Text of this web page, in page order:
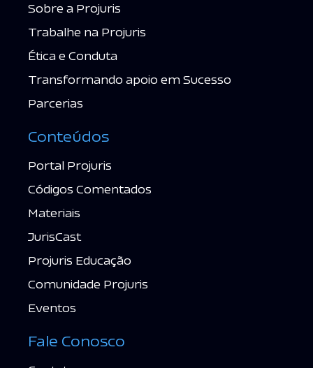
Sobre a Projuris
Trabalhe na Projuris
Ética e Conduta
Transformando apoio em Sucesso
Parcerias
Conteúdos
Portal Projuris
Códigos Comentados
Materiais
JurisCast
Projuris Educação
Comunidade Projuris
Eventos
Fale Conosco